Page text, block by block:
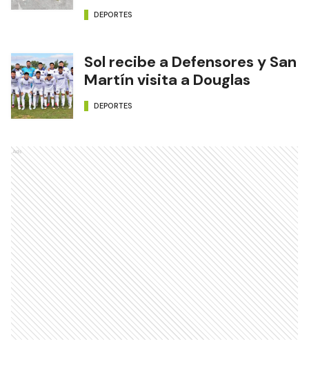
DEPORTES
Sol recibe a Defensores y San
Martín visita a Douglas
DEPORTES
Ads